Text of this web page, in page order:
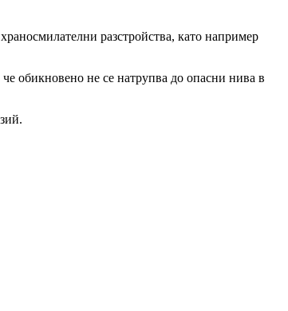
разстройства, като например
обикновено не се натрупва до опасни нива в